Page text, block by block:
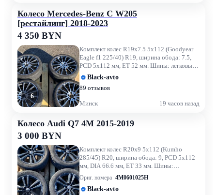
Колесо Mercedes-Benz C W205
[рестайлинг] 2018-2023
4 350 BYN
6
Комплект колес R19x7.5 5x112 (Goodyear
Eagle f1 225/40) R19, ширина обода: 7.5,
PCD 5x112 мм, ET 52 мм. Шины: легковые,
летние, 2023, остато...
Black-avto
89 отзывов
Минск 19 часов назад
Колесо Audi Q7 4M 2015-2019
3 000 BYN
Комплект колес R20x9 5x112 (Kumho
285/45) R20, ширина обода: 9, PCD 5x112
мм, DIA 66.6 мм, ET 33 мм. Шины:
легковые, летние, 2023, остаточна...
Ориг. номера 4M0601025H
Black-avto